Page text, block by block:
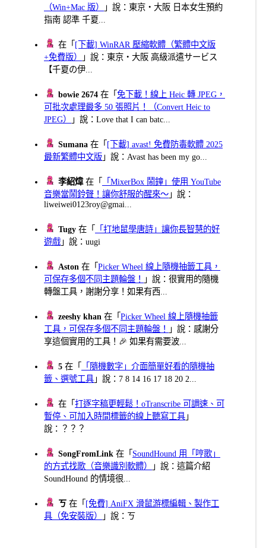
（Win+Mac 版）
」說：東京・大阪 日本女生預約
指南 認準 千夏...
在「 [下載] WinRAR 壓縮軟體（繁體中文版
+免費版）
」說：東京・大阪 高級派遣サービス
【千夏の伊...
bowie 2674 在「免下載！線上 Heic 轉 JPEG，
可批次處理最多 50 張照片！（Convert Heic to
JPEG）
」說：Love that I can batc...
Sumana 在「 [下載] avast! 免費防毒軟體 2025
最新繁體中文版 」說：Avast has been my go...
李紹煒在「
「MixerBox 鬧鐘」使用 YouTube
音樂當鬧鈴聲！讓你舒服的醒來～ 」說：
liweiwei0123roy@gmai...
Tugy 在「
「打地鼠學唐詩」讓你長智慧的好
遊戲 」說：uugi
Aston 在「Picker Wheel 線上隨機抽籤工具，
可保存多個不同主題輪盤！
」說：很實用的隨機
轉盤工具，謝謝分享！如果有西...
zeeshy khan 在「Picker Wheel 線上隨機抽籤
工具，可保存多個不同主題輪盤！
」說：感謝分
享這個實用的工具！🎉 如果有需要波...
5 在「
「隨機數字」介面簡單好看的隨機抽
籤、選號工具 」說：7 8 14 16 17 18 20 2...
在「打逐字稿更輕鬆！oTranscribe 可調速、可
暫停、可加入時間標籤的線上聽寫工具 」
說：？？？
SongFromLink 在「 SoundHound 用「哼歌」
的方式找歌（音樂識別軟體）
」說：這篇介紹
SoundHound 的情境很...
ㄎ 在「 [免費] AniFX 滑鼠游標編輯、製作工
具（免安裝版）
」說：ㄎ